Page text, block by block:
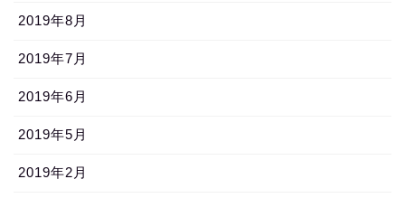
2019年8月
2019年7月
2019年6月
2019年5月
2019年2月